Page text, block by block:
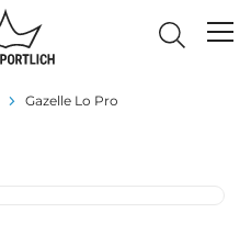
Gazelle Lo Pro